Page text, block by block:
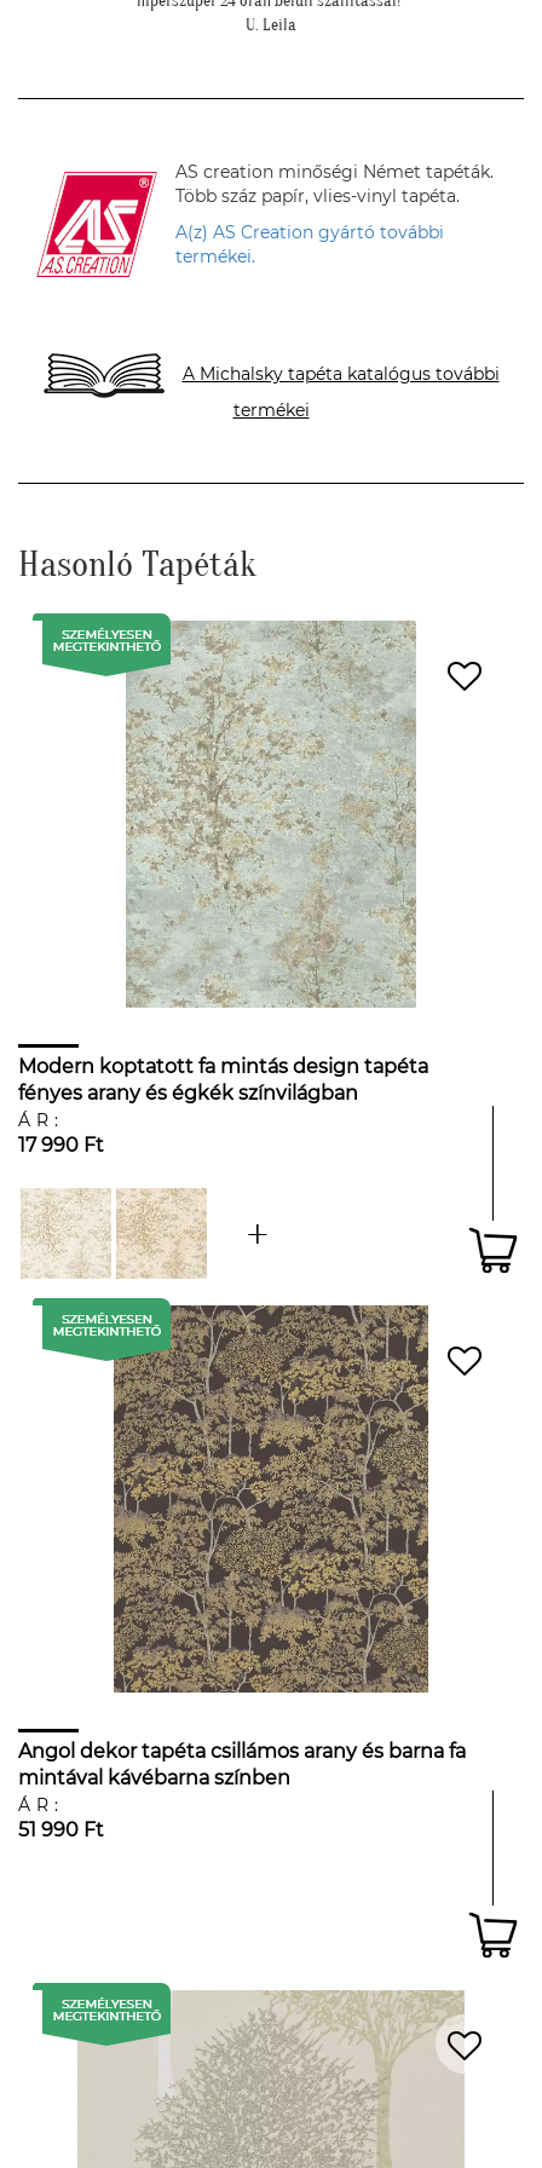
AS creation minőségi Német tapéták.
Több száz papír, vlies-vinyl tapéta.
A(z) AS Creation gyártó további
termékei.
A Michalsky tapéta katalógus további
termékei
Hasonló Tapéták
Modern koptatott fa mintás design tapéta
fényes arany és égkék színvilágban
ÁR:
17 990 Ft
Angol dekor tapéta csillámos arany és barna fa
mintával kávébarna színben
ÁR:
51 990 Ft